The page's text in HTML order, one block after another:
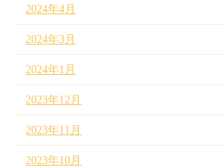
2024年4月
2024年3月
2024年1月
2023年12月
2023年11月
2023年10月